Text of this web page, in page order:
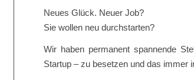
Neues Glück. Neuer Job?
Sie wollen neu durchstarten?
Wir haben permanent spannende
Startup – zu besetzen und das immer